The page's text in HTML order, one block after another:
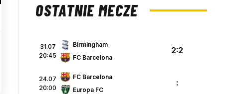
OSTATNIE MECZE
31.07
20:45
Birmingham
FC Barcelona
2:2
24.07
20:00
FC Barcelona
Europa FC
: